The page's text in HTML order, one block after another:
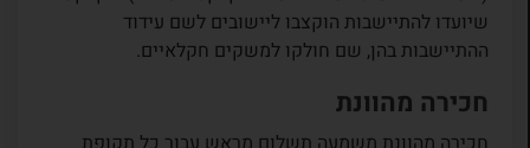
שיועדו להתיישבות הוקצבו ליישובים לשם עידוד
ההתיישבות בהן, שם חולקו למשקים חקלאיים.
חכירה מהוונת